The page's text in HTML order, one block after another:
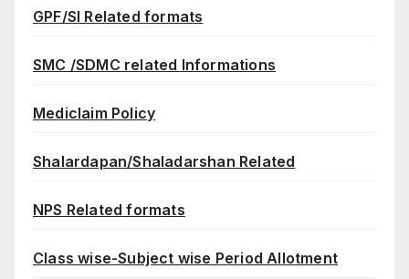
GPF/SI Related formats
SMC /SDMC related Informations
Mediclaim Policy
Shalardapan/Shaladarshan Related
NPS Related formats
Class wise-Subject wise Period Allotment